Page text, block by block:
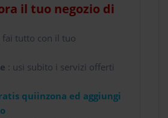
il tuo negozio di
fai tutto con il tuo
: usi subito i servizi offerti
quiinzona ed aggiungi